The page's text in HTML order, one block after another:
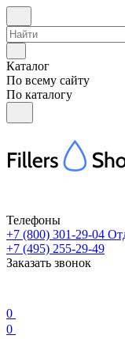
Каталог
По всему сайту
По каталогу
Телефоны
+7 (800) 301-29-04
+7 (495) 255-29-49
Заказать звонок
0
0